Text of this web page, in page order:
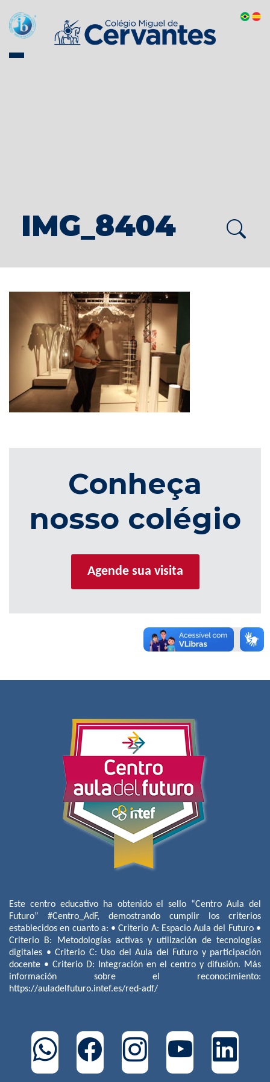
IMG_8404
Conheça
nosso colégio
Agende sua visita
Este centro educativo ha obtenido el sello “Centro Aula del
Futuro” #Centro_AdF, demostrando cumplir los criterios
establecidos en cuanto a: • Criterio A: Espacio Aula del Futuro •
Criterio B: Metodologías activas y utilización de tecnologías
digitales • Criterio C: Uso del Aula del Futuro y participación
docente • Criterio D: Integración en el centro y difusión. Más
información sobre el reconocimiento:
https://auladelfuturo.intef.es/red-adf/